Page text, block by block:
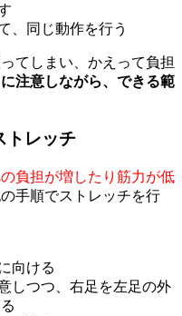
、同じ動作を行う
てしまい、かえって負担
注意しながら、できる範
トレッチ
負担が増したり筋力が低
手順でストレッチを行
向ける
しつつ、右足を左足の外